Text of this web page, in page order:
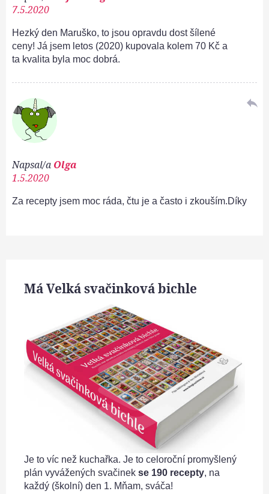
7.5.2020
Hezký den Maruško, to jsou opravdu dost šílené
ceny! Já jsem letos (2020) kupovala kolem 70 Kč a
ta kvalita byla moc dobrá.
Napsal/a Olga
1.5.2020
Za recepty jsem moc ráda, čtu je a často i zkouším.Díky
reply
Má Velká svačinková bichle
Je to víc než kuchařka. Je to celoroční promyšlený
plán vyvážených svačinek se 190 recepty, na
každý (školní) den 1. Mňam, sváča!